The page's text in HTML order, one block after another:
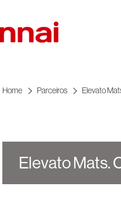
Home Parceiros Elevato
Elevato Mats.